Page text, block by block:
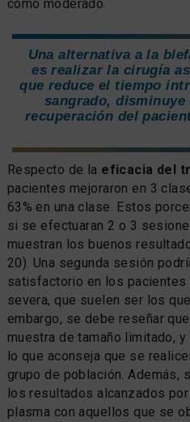
como moderado.
Una alternativa a la
es realizar la cirugía
que reduce el tiempo
sangrado,
recuperación del
Respecto de la eficacia del
pacientes mejoraron en 3
63% en una clase. Estos
si se efectuaran 2 o 3
muestran los buenos
20). Una segunda sesión
satisfactorio en los pacientes
severa, que suelen ser los
embargo, se debe reseñar
muestra de tamaño limitado,
lo que aconseja que se
grupo de población. Además,
los resultados alcanzados
plasma con aquellos que se